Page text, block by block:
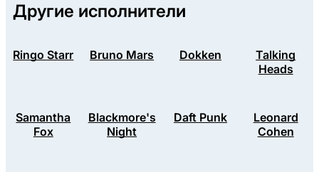
Другие исполнители
Ringo Starr Bruno Mars Dokken
Talking
Heads
Samantha
Fox
Blackmore's
Night
Daft Punk
Leonard
Cohen